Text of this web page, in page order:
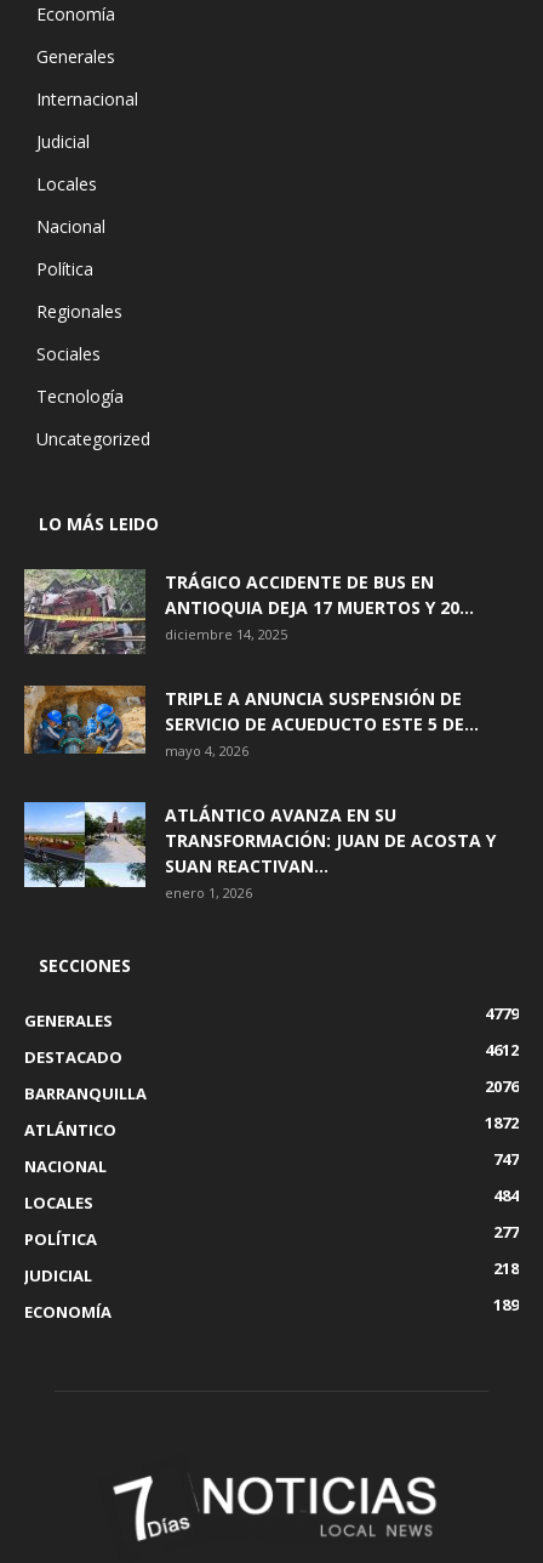
Economía
Generales
Internacional
Judicial
Locales
Nacional
Política
Regionales
Sociales
Tecnología
Uncategorized
LO MÁS LEIDO
TRÁGICO ACCIDENTE DE BUS EN
ANTIOQUIA DEJA 17 MUERTOS Y 20...
diciembre 14, 2025
TRIPLE A ANUNCIA SUSPENSIÓN DE
SERVICIO DE ACUEDUCTO ESTE 5 DE...
mayo 4, 2026
ATLÁNTICO AVANZA EN SU
TRANSFORMACIÓN: JUAN DE ACOSTA Y
SUAN REACTIVAN...
enero 1, 2026
SECCIONES
GENERALES
4779
DESTACADO
4612
BARRANQUILLA
2076
ATLÁNTICO
1872
NACIONAL
747
LOCALES
484
POLÍTICA
277
JUDICIAL
218
ECONOMÍA
189